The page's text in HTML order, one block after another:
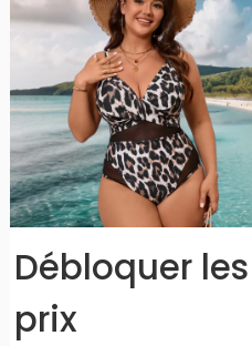
Débloquer les
prix